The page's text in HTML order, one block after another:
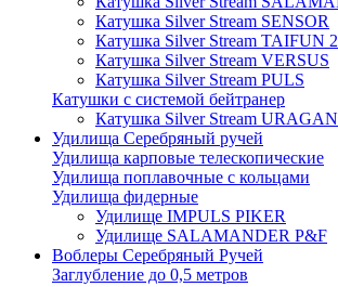
Катушка Silver Stream SENSOR
Катушка Silver Stream TAIFUN
Катушка Silver Stream VERSUS
Катушка Silver Stream PULS
Катушки с системой бейтранер
Катушка Silver Stream
Удилища Серебряный ручей
Удилища карповые телескопические
Удилища поплавочные с кольцами
Удилища фидерные
Удилище IMPULS PIKER
Удилище SALAMANDER P&F
Воблеры Серебряный Ручей
Заглубление до 0,5 метров